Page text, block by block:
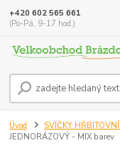
+420 602 565 661
(Po-Pá, 9-17 hod.)
Úvod SVÍČKY HŘBITOVNÍ
JEDNORÁZOVÝ - MIX barev